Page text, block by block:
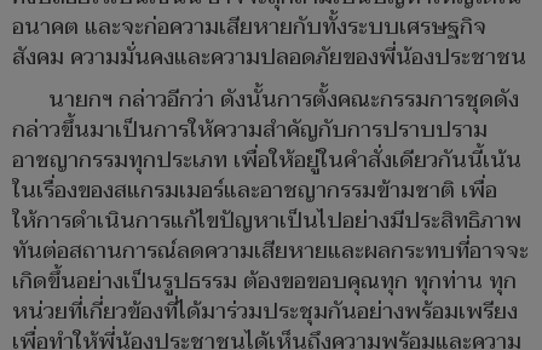
อนาคต และจะก่อความเสียหายกับทั้งระบบเศรษฐกิจ
สังคม ความมั่นคงและความปลอดภัยของพี่น้องประชาชน
นายกฯ กล่าวอีกว่า ดังนั้นการตั้งคณะกรรมการชุดดัง
กล่าวขึ้นมาเป็นการให้ความสำคัญกับการปราบปราม
อาชญากรรมทุกประเภท เพื่อให้อยู่ในคำสั่งเดียวกันนี้เน้น
ในเรื่องของสแกรมเมอร์และอาชญากรรมข้ามชาติ เพื่อ
ให้การดำเนินการแก้ไขปัญหาเป็นไปอย่างมีประสิทธิภาพ
ทันต่อสถานการณ์ลดความเสียหายและผลกระทบที่อาจจะ
เกิดขึ้นอย่างเป็นรูปธรรม ต้องขอขอบคุณทุก ทุกท่าน ทุก
หน่วยที่เกี่ยวข้องที่ได้มาร่วมประชุมกันอย่างพร้อมเพรียง
เพื่อทำให้พี่น้องประชาชนได้เห็นถึงความพร้อมและความ